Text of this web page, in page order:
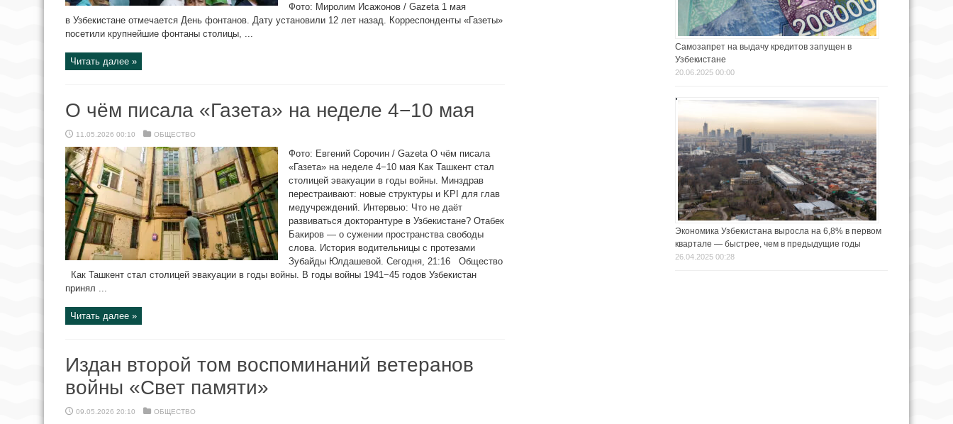
Фото: Миролим Исажонов / Gazeta 1 мая
в Узбекистане отмечается День фонтанов. Дату установили 12 лет назад. Корреспонденты «Газеты»
посетили крупнейшие фонтаны столицы, ...
Читать далее »
О чём писала «Газета» на неделе 4−10 мая
11.05.2026 00:10 ОБЩЕСТВО
Фото: Евгений Сорочин / Gazeta О чём писала
«Газета» на неделе 4−10 мая Как Ташкент стал
столицей эвакуации в годы войны. Минздрав
перестраивают: новые структуры и KPI для глав
медучреждений. Интервью: Что не даёт
развиваться докторантуре в Узбекистане? Отабек
Бакиров — о сужении пространства свободы
слова. История водительницы с протезами
Зубайды Юлдашевой. Сегодня, 21:16 Общество
Как Ташкент стал столицей эвакуации в годы войны. В годы войны 1941−45 годов Узбекистан
принял ...
Читать далее »
Издан второй том воспоминаний ветеранов
войны «Свет памяти»
09.05.2026 20:10 ОБЩЕСТВО
Самозапрет на выдачу кредитов запущен в
Узбекистане
20.06.2025 00:00
Экономика Узбекистана выросла на 6,8% в первом
квартале — быстрее, чем в предыдущие годы
26.04.2025 00:28